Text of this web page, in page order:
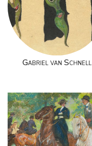
Gabriel van Schnell